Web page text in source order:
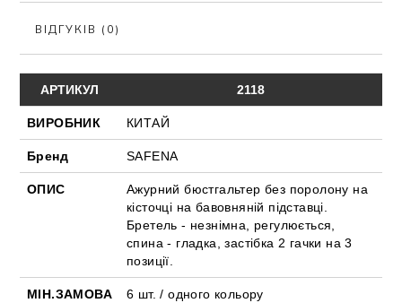
ВІДГУКІВ (0)
АРТИКУЛ 2118
ВИРОБНИК КИТАЙ
Бренд SAFENA
ОПИС
Ажурний бюстгальтер без поролону на
кісточці на бавовняній підставці.
Бретель - незнімна, регулюється,
спина - гладка, застібка 2 гачки на 3
позиції.
МІН.ЗАМОВА 6 шт. / одного кольору